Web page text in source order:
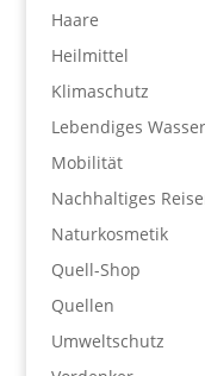
Haare
Heilmittel
Klimaschutz
Lebendiges Wasser
Mobilität
Nachhaltiges
Naturkosmetik
Quell-Shop
Quellen
Umweltschutz